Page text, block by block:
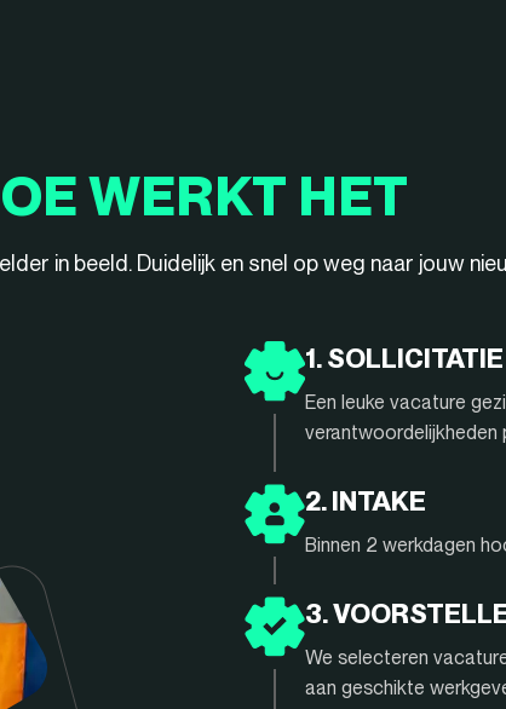
WERKT HET
in beeld. Duidelijk en snel op weg naar jouw
1. SOLLICITATIE
Een leuke vacature
verantwoordelijkheden
2. INTAKE
Binnen 2 werkdagen
3.
We selecteren
aan geschikte